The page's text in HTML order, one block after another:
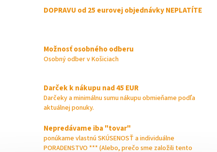
d
e
p
k
y
p
i
s
DOPRAVU od 25 eurovej objednávky NEPLATÍTE
Možnosť osobného odberu
Osobný odber v Košiciach
Darček k nákupu nad 45 EUR
Darčeky a minimálnu sumu nákupu obmieňame podľa
aktuálnej ponuky.
Nepredávame iba "tovar"
ponúkame vlastnú SKÚSENOSŤ a individuálne
PORADENSTVO *** (Alebo, prečo sme založili tento